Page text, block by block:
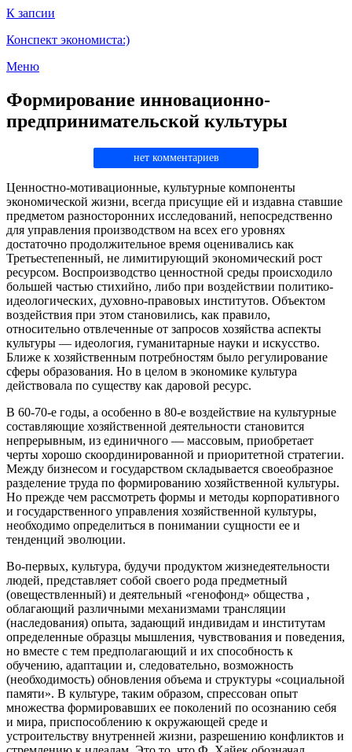
К запсии
Конспект экономиста:)
Меню
Формирование инновационно-
предпринимательской культуры
нет комментариев
Ценностно-мотивационные, культурные компоненты
экономической жизни, всегда присущие ей и издавна ставшие
предметом разносторонних исследований, непосредственно
для управления производством на всех его уровнях
достаточно продолжительное время оценивались как
Третьестепенный, не лимитирующий экономический рост
ресурсом. Воспроизводство ценностной среды происходило
большей частью стихийно, либо при воздействии политико-
идеологических, духовно-правовых институтов. Объектом
воздействия при этом становились, как правило,
относительно отвлеченные от запросов хозяйства аспекты
культуры — идеология, гуманитарные науки и искусство.
Ближе к хозяйственным потребностям было регулирование
сферы образования. Но в целом в экономике культура
действовала по существу как даровой ресурс.
В 60-70-е годы, а особенно в 80-е воздействие на культурные
составляющие хозяйственной деятельности становится
непрерывным, из единичного — массовым, приобретает
черты хорошо скоординированной и приоритетной стратегии.
Между бизнесом и государством складывается своеобразное
разделение труда по формированию хозяйственной культуры.
Но прежде чем рассмотреть формы и методы корпоративного
и государственного управления хозяйственной культуры,
необходимо определиться в понимании сущности ее и
тенденций эволюции.
Во-первых, культура, будучи продуктом жизнедеятельности
людей, представляет собой своего рода предметный
(овеществленный) и деятельный «генофонд» общества ,
облагающий различными механизмами трансляции
(наследования) опыта, задающий индивидам и институтам
определенные образцы мышления, чувствования и поведения,
но вместе с тем предполагающий и их способность к
обучению, адаптации и, следовательно, возможность
(необходимость) обновления объема и структуры «социальной
памяти». В культуре, таким образом, спрессован опыт
множества формировавших ее поколений по осознанию себя
и мира, приспособлению к окружающей среде и
устроительству внутренней жизни, разрешению конфликтов и